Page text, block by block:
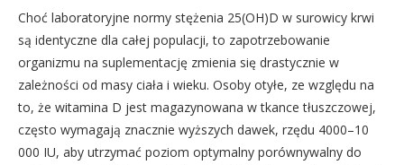
Choć laboratoryjne normy stężenia 25(OH)D w surowicy krwi
są identyczne dla całej populacji, to zapotrzebowanie
organizmu na suplementację zmienia się drastycznie w
zależności od masy ciała i wieku. Osoby otyłe, ze względu na
to, że witamina D jest magazynowana w tkance tłuszczowej,
często wymagają znacznie wyższych dawek, rzędu 4000–10
000 IU, aby utrzymać poziom optymalny porównywalny do